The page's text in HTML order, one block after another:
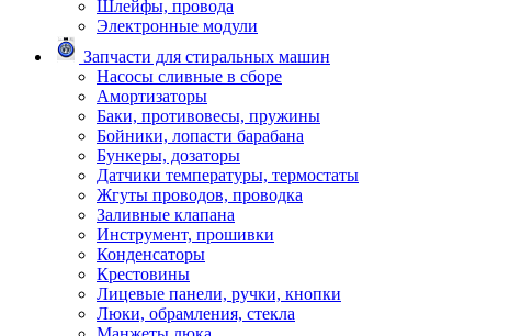
Шлейфы, провода
Электронные модули
Запчасти для стиральных машин
Насосы сливные в сборе
Амортизаторы
Баки, противовесы, пружины
Бойники, лопасти барабана
Бункеры, дозаторы
Датчики температуры, термостаты
Жгуты проводов, проводка
Заливные клапана
Инструмент, прошивки
Конденсаторы
Крестовины
Лицевые панели, ручки, кнопки
Люки, обрамления, стекла